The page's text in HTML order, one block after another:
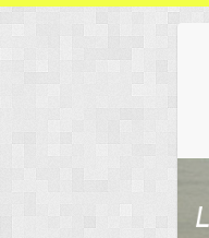
content